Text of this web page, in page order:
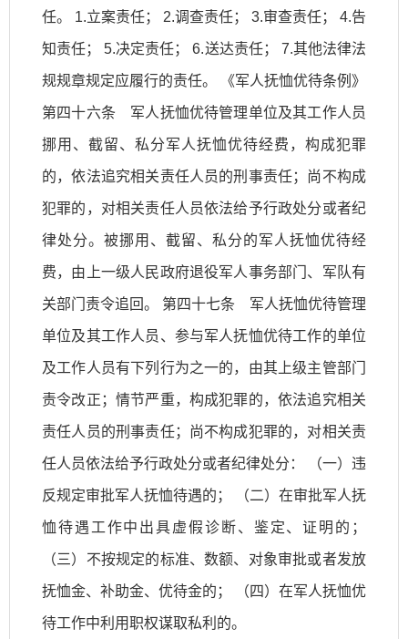
任。 1.立案责任； 2.调查责任； 3.审查责任； 4.告
知责任； 5.决定责任； 6.送达责任； 7.其他法律法
规规章规定应履行的责任。 《军人抚恤优待条例》
第四十六条 军人抚恤优待管理单位及其工作人员
挪用、截留、私分军人抚恤优待经费，构成犯罪
的，依法追究相关责任人员的刑事责任；尚不构成
犯罪的，对相关责任人员依法给予行政处分或者纪
律处分。被挪用、截留、私分的军人抚恤优待经
费，由上一级人民政府退役军人事务部门、军队有
关部门责令追回。 第四十七条 军人抚恤优待管理
单位及其工作人员、参与军人抚恤优待工作的单位
及工作人员有下列行为之一的，由其上级主管部门
责令改正；情节严重，构成犯罪的，依法追究相关
责任人员的刑事责任；尚不构成犯罪的，对相关责
任人员依法给予行政处分或者纪律处分： （一）违
反规定审批军人抚恤待遇的； （二）在审批军人抚
恤待遇工作中出具虚假诊断、鉴定、证明的；
（三）不按规定的标准、数额、对象审批或者发放
抚恤金、补助金、优待金的； （四）在军人抚恤优
待工作中利用职权谋取私利的。